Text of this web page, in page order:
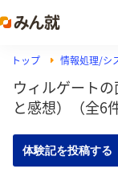
トップ 情報処理/シ
ウィルゲート
と感想）（全6件
体験記を投稿する